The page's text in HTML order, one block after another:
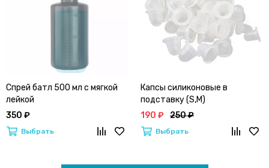
Спрей батл 500 мл с мягкой
лейкой
350 ₽
Выбрать
Капсы силиконовые в
подставку (S,M)
190 ₽ 250 ₽
Выбрать